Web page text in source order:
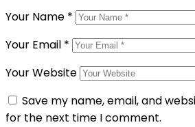
Your Name *
Your Email *
Your Website
Save my name, email, and
for the next time I comment.